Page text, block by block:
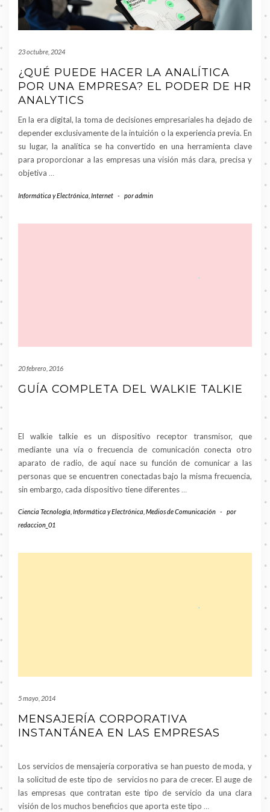
23 octubre, 2024
¿QUÉ PUEDE HACER LA ANALÍTICA
POR UNA EMPRESA? EL PODER DE HR
ANALYTICS
En la era digital, la toma de decisiones empresariales ha dejado de
depender exclusivamente de la intuición o la experiencia previa. En
su lugar, la analítica se ha convertido en una herramienta clave
para proporcionar a las empresas una visión más clara, precisa y
objetiva …
Informática y Electrónica Internet - poradmin
20 febrero, 2016
GUÍA COMPLETA DEL WALKIE TALKIE
El walkie talkie es un dispositivo receptor transmisor, que
mediante una vía o frecuencia de comunicación conecta otro
aparato de radio, de aquí nace su función de comunicar a las
personas que se encuentren conectadas bajo la misma frecuencia,
sin embargo, cada dispositivo tiene diferentes…
Ciencia Tecnología Informática y Electrónica Medios de Comunicación -
por
redaccion_01
5 mayo, 2014
MENSAJERÍA CORPORATIVA
INSTANTÁNEA EN LAS EMPRESAS
Los servicios de mensajería corporativa se han puesto de moda, y
la solicitud de este tipo de servicios no para de crecer. El auge de
las empresas que contratan este tipo de servicio da una clara
visión de los muchos beneficios que aporta este tipo …